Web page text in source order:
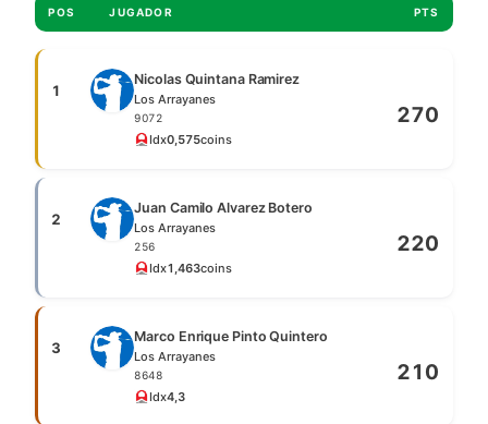
POS JUGADOR PTS
1
Nicolas Quintana Ramirez
Los Arrayanes
9072
Idx0,575coins
270
2
Juan Camilo Alvarez Botero
Los Arrayanes
256
Idx1,463coins
220
3
Marco Enrique Pinto Quintero
Los Arrayanes
8648
Idx4,3
210